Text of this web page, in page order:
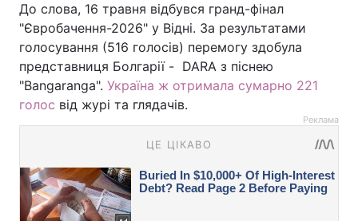
До слова, 16 травня відбувся гранд-фінал
"Євробачення-2026" у Відні. За результатами
голосування (516 голосів) перемогу здобула
представниця Болгарії - DARA з піснею
"Bangaranga". Україна ж отримала сумарно 221
голос від журі та глядачів.
Реклама